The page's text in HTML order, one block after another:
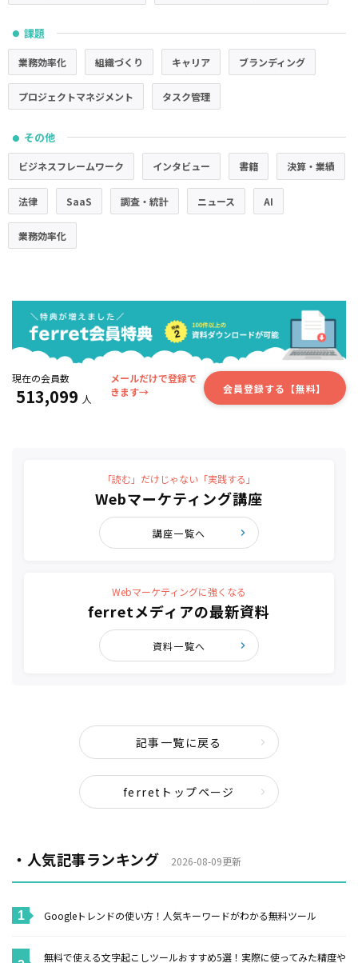
● 課題
業務効率化 組織づくり キャリア ブランディング
プロジェクトマネジメント タスク管理
● その他
ビジネスフレームワーク インタビュー 書籍 決算・業績
法律 SaaS 調査・統計 ニュース AI
業務効率化
現在の会員数
513,099 人
メールだけで登録で
きます→
会員登録する【無料】
「読む」だけじゃない「実践する」
Webマーケティング講座
講座一覧へ
Webマーケティングに強くなる
ferretメディアの最新資料
資料一覧へ
記事一覧に戻る
ferretトップページ
・人気記事ランキング 2026-08-09更新
Googleトレンドの使い方！人気キーワードがわかる無料ツール
無料で使える文字起こしツールおすすめ5選！実際に使ってみた精度や